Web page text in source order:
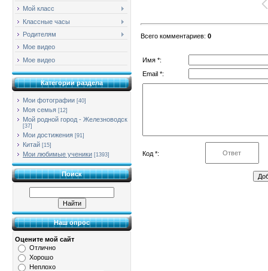
Мой класс
Классные часы
Родителям
Мое видео
Мое видео
Категории раздела
Мои фотографии [40]
Моя семья [12]
Мой родной город - Железноводск
[37]
Мои достижения [91]
Китай [15]
Мои любимые ученики [1393]
Поиск
Наш опрос
Оцените мой сайт
Отлично
Хорошо
Неплохо
Всего комментариев: 0
Имя *:
Email *:
Код *: